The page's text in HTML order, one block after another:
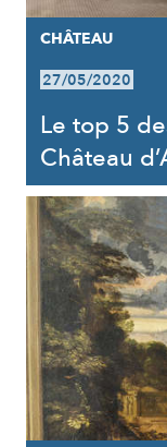
CHÂTEAU
27/05/2020
Le top 5
Château